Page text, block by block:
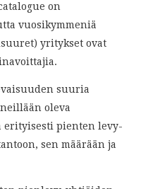
on
vuosikymmeniä
yritykset ovat
suuria
oleva
erityisesti pienten levy-
sen määrään ja